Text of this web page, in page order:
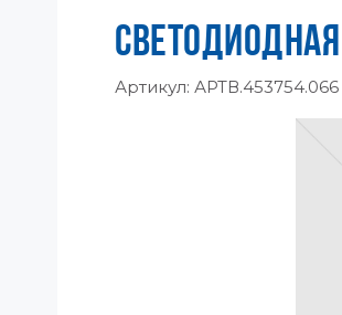
Артикул: АРТВ.453754.066